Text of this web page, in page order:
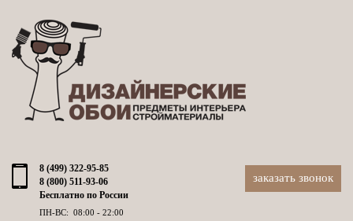
8 (499) 322-95-85
8 (800) 511-93-06
Бесплатно по России
ПН-ВС: 08:00 - 22:00
заказать звонок